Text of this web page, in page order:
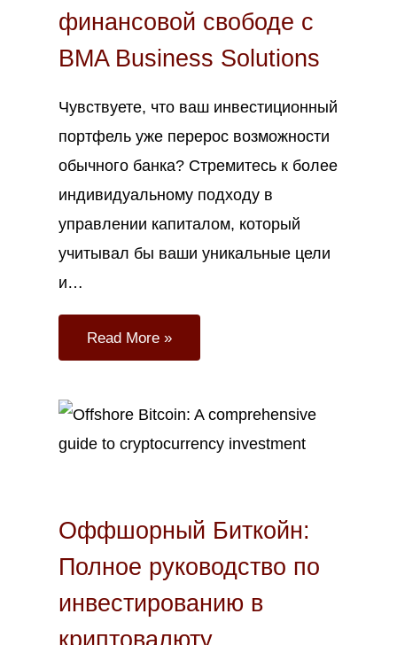
финансовой свободе с
BMA Business Solutions
Чувствуете, что ваш инвестиционный
портфель уже перерос возможности
обычного банка? Стремитесь к более
индивидуальному подходу в
управлении капиталом, который
учитывал бы ваши уникальные цели
и…
Read More »
Оффшорный Биткойн:
Полное руководство по
инвестированию в
криптовалюту